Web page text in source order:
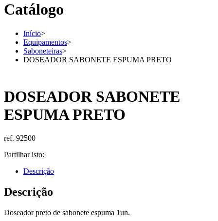
Catálogo
Início>
Equipamentos>
Saboneteiras>
DOSEADOR SABONETE ESPUMA PRETO
DOSEADOR SABONETE
ESPUMA PRETO
ref. 92500
Partilhar isto:
Descrição
Descrição
Doseador preto de sabonete espuma 1un.